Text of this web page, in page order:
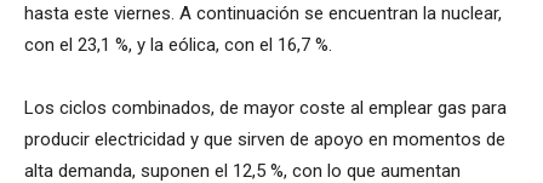
hasta este viernes. A continuación se encuentran la nuclear,
con el 23,1 %, y la eólica, con el 16,7 %.
Los ciclos combinados, de mayor coste al emplear gas para
producir electricidad y que sirven de apoyo en momentos de
alta demanda, suponen el 12,5 %, con lo que aumentan